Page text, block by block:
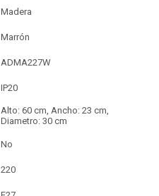
Madera
Marrón
ADMA227W
IP20
Alto: 60 cm, Ancho: 23 cm,
Diametro: 30 cm
No
220